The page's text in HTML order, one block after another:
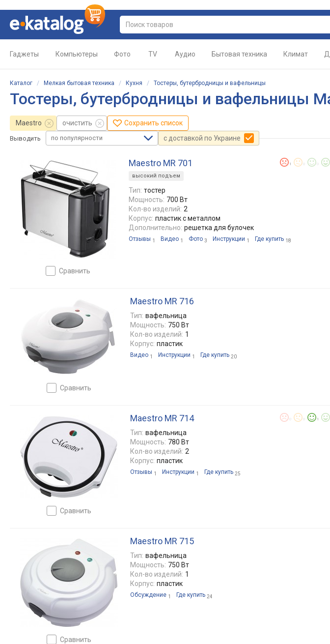
Гаджеты Компьютеры Фото TV Аудио Бытовая техника Климат
Каталог / Мелкая бытовая техника / Кухня / Тостеры, бутербродницы и вафельницы
Тостеры, бутербродницы и вафельницы
Maestro очистить Сохранить список
Выводить по популярности с доставкой по Украине
сравнить
Maestro MR 701 1
высокий подъем
Тип: тостер
Мощность: 700 Вт
Кол-во изделий: 2
Корпус: пластик с металлом
Дополнительно: решетка для булочек
Отзывы 1 Видео 1 Фото 3 Инструкции 1 Где купить 18
сравнить
Maestro MR 716
Тип: вафельница
Мощность: 750 Вт
Кол-во изделий: 1
Корпус: пластик
Видео 1 Инструкции 1 Где купить 20
сравнить
Maestro MR 714 1
Тип: вафельница
Мощность: 780 Вт
Кол-во изделий: 2
Корпус: пластик
Отзывы 1 Инструкции 1 Где купить 25
сравнить
Maestro MR 715
Тип: вафельница
Мощность: 750 Вт
Кол-во изделий: 1
Корпус: пластик
Обсуждение 1 Где купить 24